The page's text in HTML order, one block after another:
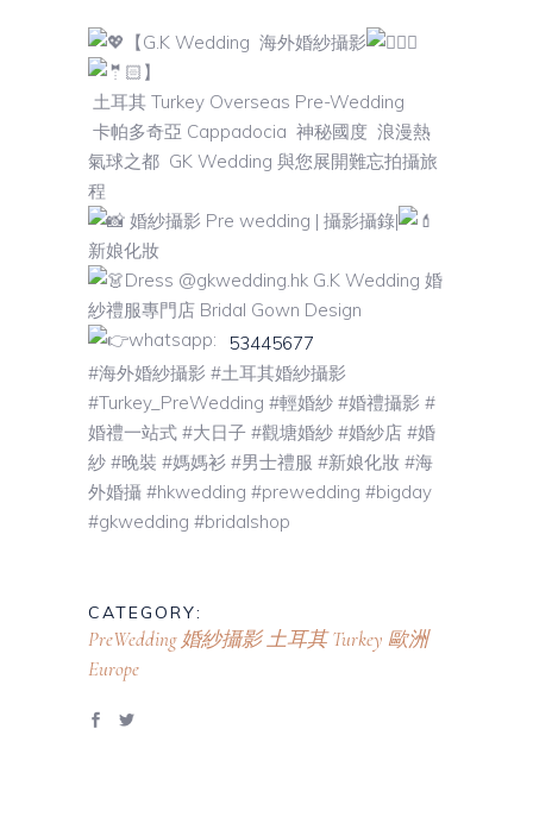
【G.K Wedding 海外婚紗攝影
】
土耳其 Turkey Overseas Pre-Wedding
卡帕多奇亞 Cappadocia 神秘國度 浪漫熱
氣球之都 GK Wedding 與您展開難忘拍攝旅
程
婚紗攝影 Pre wedding | 攝影攝錄|
新娘化妝
Dress @gkwedding.hk G.K Wedding 婚
紗禮服專門店 Bridal Gown Design
whatsapp:
53445677
#海外婚紗攝影 #土耳其婚紗攝影
#Turkey_PreWedding #輕婚紗 #婚禮攝影 #
婚禮一站式 #大日子 #觀塘婚紗 #婚紗店 #婚
紗 #晚裝 #媽媽衫 #男士禮服 #新娘化妝 #海
外婚攝 #hkwedding #prewedding #bigday
#gkwedding #bridalshop
CATEGORY:
PreWedding 婚紗攝影土耳其 Turkey 歐洲
Europe